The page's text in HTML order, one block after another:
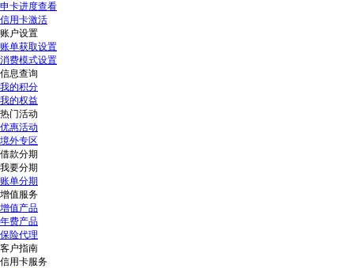
申卡进度查看
信用卡激活
账户设置
账单获取设置
消费模式设置
信息查询
我的积分
我的权益
热门活动
优惠活动
境外专区
借款分期
我要分期
账单分期
增值服务
增值产品
年费产品
保险代理
客户指南
信用卡服务